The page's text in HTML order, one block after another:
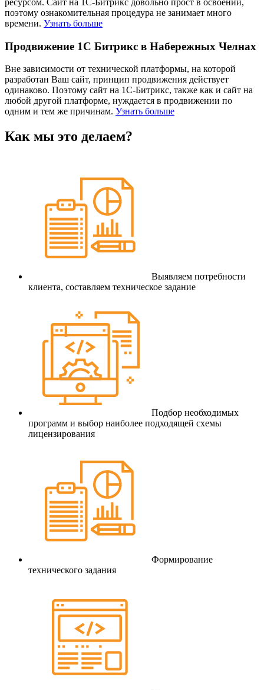
поэтому ознакомительная процедура не занимает много
времени. Узнать больше
Продвижение 1С Битрикс в Набережных Челнах
Вне зависимости от технической платформы, на которой
разработан Ваш сайт, принцип продвижения действует
одинаково. Поэтому сайт на 1С-Битрикс, также как и сайт на
любой другой платформе, нуждается в продвижении по
одним и тем же причинам. Узнать больше
Как мы это делаем?
Выявляем потребности
клиента, составляем техническое задание
Подбор необходимых
программ и выбор наиболее подходящей схемы
лицензирования
Формирование
технического задания